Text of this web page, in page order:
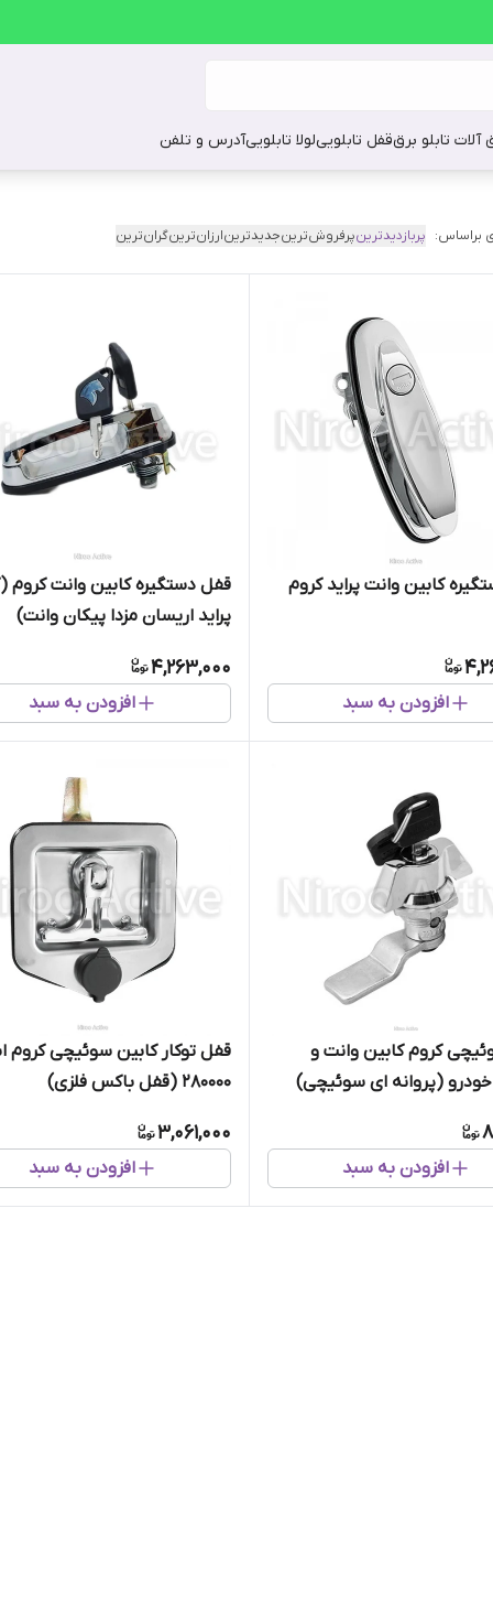
آلات تابلو برققفل تابلوییلولا تابلوییآدرس و تلفن
براساس: پربازدیدترینپرفروش‌ترینجدیدترینارزان‌ترینگران‌ترین
کابین وانت پراید کروم
افزودن به سبد
قفل دستگیره کابین وانت کروم
پراید اریسان مزدا پیکان وانت)
4,263,000
افزودن به سبد
کروم کابین وانت و
خودرو (پروانه ای سوئیچی)
افزودن به سبد
قفل توکار کابین سوئیچی کروم
280000 (قفل باکس فلزی)
3,061,000
افزودن به سبد